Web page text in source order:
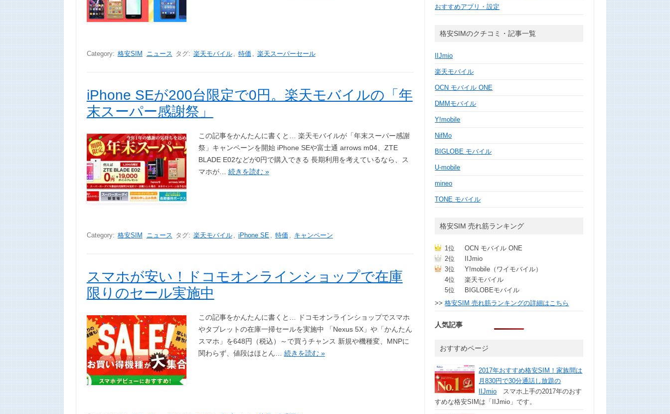
Category: 格安SIM ニュース タグ: 楽天モバイル , 特価 , 楽天スーパーセール
iPhone SEが200台限定で0円。楽天モバイルの「年
末スーパー感謝祭」
この記事をかんたんに書くと… 楽天モバイルが「年末スーパー感謝
祭」キャンペーンを開始 iPhone SEや富士通 arrows m04、ZTE
BLADE E02などが0円で購入できる 長期利用を考えているなら、ス
マホが… 続きを読む »
Category: 格安SIM ニュース タグ: 楽天モバイル , iPhone SE , 特価 , キャンペーン
スマホが安い！ドコモオンラインショップで在庫
限りのセール実施中
この記事をかんたんに書くと… ドコモオンラインショップでスマホ
やタブレットの在庫一掃セールを実施中 「Nexus 5X」や「かんたん
スマホ」を648円（税込）～で買うチャンス 新規や機種変、MNPに
関わらず、値段はほとん… 続きを読む »
おすすめアプリ・設定
格安SIMのクチコミ・記事一覧
IIJmio
楽天モバイル
OCN モバイル ONE
DMMモバイル
Y!mobile
NifMo
BIGLOBE モバイル
U-mobile
mineo
TONE モバイル
格安SIM 売れ筋ランキング
1位
OCN モバイル ONE
2位
IIJmio
3位
Y!mobile（ワイモバイル）
4位
楽天モバイル
5位
BIGLOBEモバイル
>>格安SIM 売れ筋ランキングの詳細はこちら
人気記事
おすすめページ
2017年おすすめ格安SIM！家族間は
月830円で30分通話し放題の
IIJmio スマホ上手の2017年のおす
すめな格安SIMは「IIJmio」です。